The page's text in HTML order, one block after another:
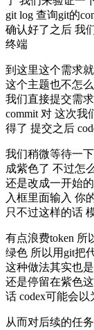
git log 查询git的
确认好了之后 我
终端
到这里这个需求
这个主题也不怎
我们直接提交需
commit 对 这次我
得了 提交之后
我们稍微等待一
成紫色了 不过怎
还是改成一开始
入框里面输入 你
只不过这样的话
有点浪费token 所
绿色 所以用git把
这种做法其实也
还是停留在紫色
话 codex可能会
从而对后续的任